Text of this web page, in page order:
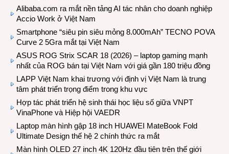
Alibaba.com ra mắt nền tảng AI tác nhân cho doanh nghiệp
Accio Work ở Việt Nam
Smartphone “siêu pin siêu mỏng 8.000mAh” TECNO POVA
Curve 2 5Gra mắt tại Việt Nam
ASUS ROG Strix SCAR 18 (2026) – laptop gaming mạnh
nhất của ROG bán tại Việt Nam với giá gần 180 triệu đồng
LAPP Việt Nam khai trương với định vị Việt Nam là trung
tâm phát triển trọng điểm trong khu vực
Hợp tác phát triển hệ sinh thái học liệu số giữa VNPT
VinaPhone và Hiệp hội VAEDR
Laptop màn hình gập 18 inch HUAWEI MateBook Fold
Ultimate Design thế hệ 2 chính thức ra mắt
Màn hình OLED 27 inch 4K 120Hz đầu tiên trên thế giới